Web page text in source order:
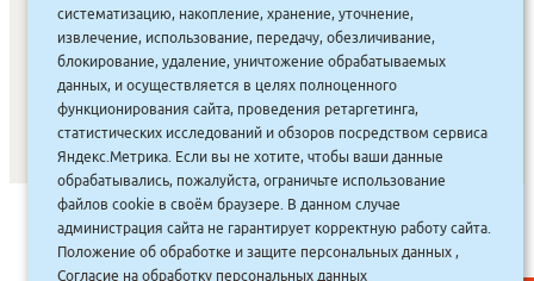
АКЦИЯЛАР|ДИСКОНТНАЙ СИСТЕМА|ЮРИДИЧЕСКАЙ
ВАКАНСИЯЛАР|
ООО "ЭЙФОС"
. ИНФОРМАЦИОННЫЕ
ТЕХНОЛОГИИ
систематизацию, накопление, хранение, уточнение,
извлечение, использование, передачу, обезличивание,
блокирование, удаление, уничтожение обрабатываемых
данных, и осуществляется в целях полноценного
функционирования сайта, проведения ретаргетинга,
статистических исследований и обзоров посредством сервиса
Яндекс.Метрика. Если вы не хотите, чтобы ваши данные
обрабатывались, пожалуйста, ограничьте использование
файлов cookie в своём браузере. В данном случае
администрация сайта не гарантирует корректную работу сайта.
Положение об обработке и защите персональных данных ,
Согласие на обработку персональных данных